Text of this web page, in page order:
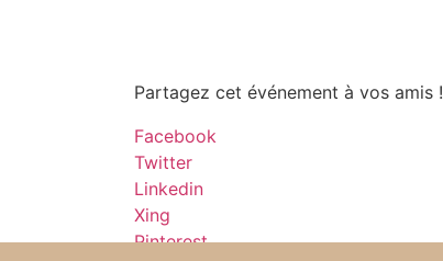
Partagez cet événement à vos amis !
Facebook
Twitter
Linkedin
Xing
Pinterest